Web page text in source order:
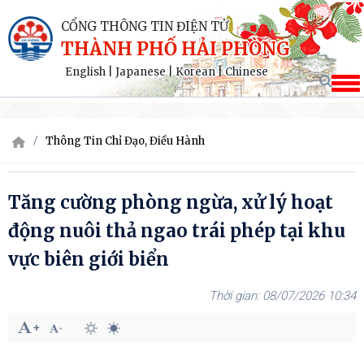
CỔNG THÔNG TIN ĐIỆN TỬ
THÀNH PHỐ HẢI PHÒNG
English Japanese|Korean|Chinese
Thông Tin Chỉ Đạo, Điều Hành
Tăng cường phòng ngừa, xử lý hoạt
động nuôi thả ngao trái phép tại khu
vực biên giới biển
08/07/2026 10:34